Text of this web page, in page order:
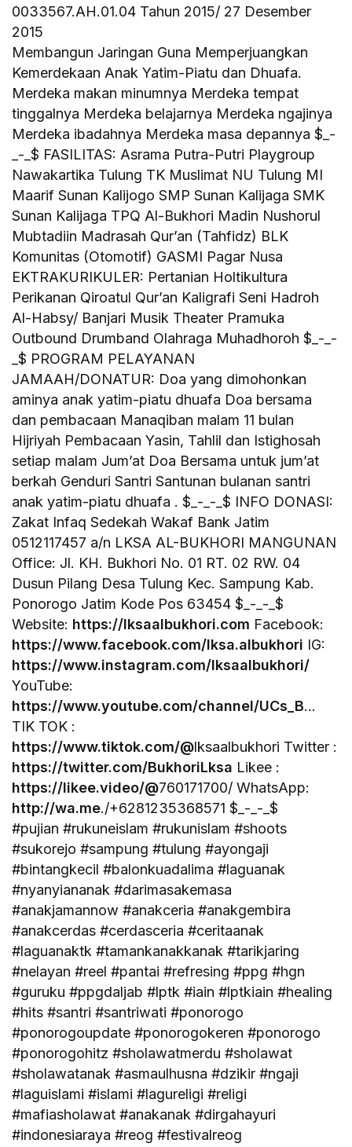
0033567.AH.01.04 Tahun 2015/ 27 Desember
2015
Membangun Jaringan Guna Memperjuangkan
Kemerdekaan Anak Yatim-Piatu dan Dhuafa.
Merdeka makan minumnya Merdeka tempat
tinggalnya Merdeka belajarnya Merdeka ngajinya
Merdeka ibadahnya Merdeka masa depannya $_-
_-_$ FASILITAS: Asrama Putra-Putri Playgroup
Nawakartika Tulung TK Muslimat NU Tulung MI
Maarif Sunan Kalijogo SMP Sunan Kalijaga SMK
Sunan Kalijaga TPQ Al-Bukhori Madin Nushorul
Mubtadiin Madrasah Qur’an (Tahfidz) BLK
Komunitas (Otomotif) GASMI Pagar Nusa
EKTRAKURIKULER: Pertanian Holtikultura
Perikanan Qiroatul Qur’an Kaligrafi Seni Hadroh
Al-Habsy/ Banjari Musik Theater Pramuka
Outbound Drumband Olahraga Muhadhoroh $_-_-
_$ PROGRAM PELAYANAN
JAMAAH/DONATUR: Doa yang dimohonkan
aminya anak yatim-piatu dhuafa Doa bersama
dan pembacaan Manaqiban malam 11 bulan
Hijriyah Pembacaan Yasin, Tahlil dan Istighosah
setiap malam Jum’at Doa Bersama untuk jum’at
berkah Genduri Santri Santunan bulanan santri
anak yatim-piatu dhuafa . $_-_-_$ INFO DONASI:
Zakat Infaq Sedekah Wakaf Bank Jatim
0512117457 a/n LKSA AL-BUKHORI MANGUNAN
Office: Jl. KH. Bukhori No. 01 RT. 02 RW. 04
Dusun Pilang Desa Tulung Kec. Sampung Kab.
Ponorogo Jatim Kode Pos 63454 $_-_-_$
Website: https://lksaalbukhori.com Facebook:
https://www.facebook.com/lksa.albukhori IG:
https://www.instagram.com/lksaalbukhori/
YouTube:
https://www.youtube.com/channel/UCs_B…
TIK TOK :
https://www.tiktok.com/@lksaalbukhori Twitter :
https://twitter.com/BukhoriLksa Likee :
https://likee.video/@760171700/ WhatsApp:
http://wa.me./+6281235368571 $_-_-_$
#pujian #rukuneislam #rukunislam #shoots
#sukorejo #sampung #tulung #ayongaji
#bintangkecil #balonkuadalima #laguanak
#nyanyiananak #darimasakemasa
#anakjamannow #anakceria #anakgembira
#anakcerdas #cerdasceria #ceritaanak
#laguanaktk #tamankanakkanak #tarikjaring
#nelayan #reel #pantai #refresing #ppg #hgn
#guruku #ppgdaljab #lptk #iain #lptkiain #healing
#hits #santri #santriwati #ponorogo
#ponorogoupdate #ponorogokeren #ponorogo
#ponorogohitz #sholawatmerdu #sholawat
#sholawatanak #asmaulhusna #dzikir #ngaji
#laguislami #islami #lagureligi #religi
#mafiasholawat #anakanak #dirgahayuri
#indonesiaraya #reog #festivalreog